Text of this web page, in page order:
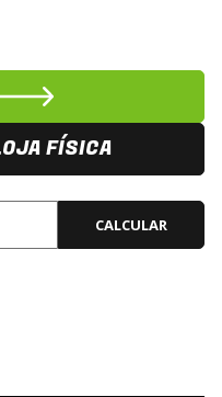
FÍSICA
CALCULAR